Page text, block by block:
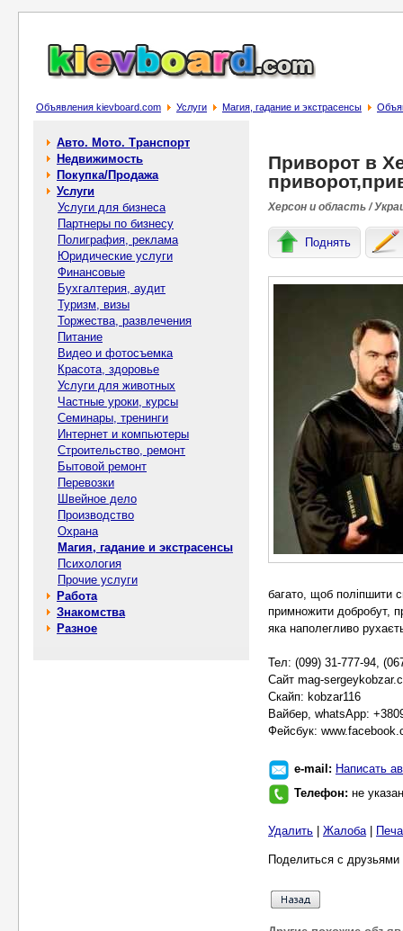
Объявления kievboard.com Услуги Магия, гадание и экстрасенсы
Авто. Мото. Транспорт
Недвижимость
Покупка/Продажа
Услуги
Услуги для бизнеса
Партнеры по бизнесу
Полиграфия, реклама
Юридические услуги
Финансовые
Бухгалтерия, аудит
Туризм, визы
Торжества, развлечения
Питание
Видео и фотосъемка
Красота, здоровье
Услуги для животных
Частные уроки, курсы
Семинары, тренинги
Интернет и компьютеры
Строительство, ремонт
Бытовой ремонт
Перевозки
Швейное дело
Производство
Охрана
Магия, гадание и экстрасенсы
Психология
Прочие услуги
Работа
Знакомства
Разное
Приворот в
Херсон и область /
Поднять
багато, щоб поліпшити
примножити добробут,
яка наполегливо
Тел: (099) 31-777-94,
Сайт mag-
Скайп: kobzar116
Вайбер, whatsApp:
Фейсбук:
e-mail: Написать
Телефон: не указан
Удалить Жалоба|
Поделиться с